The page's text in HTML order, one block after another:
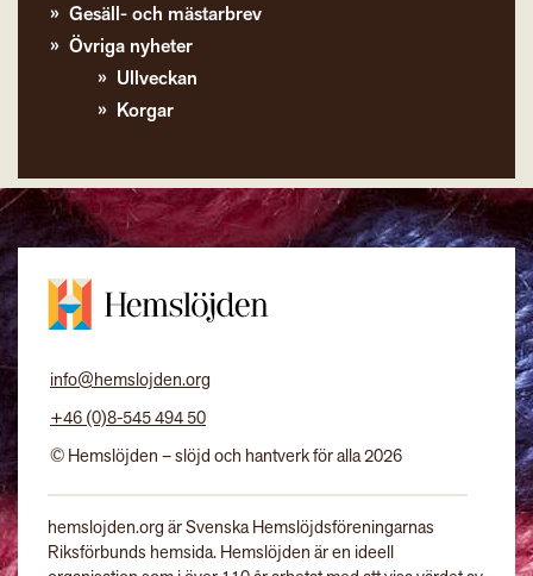
Gesäll- och mästarbrev
Övriga nyheter
Ullveckan
Korgar
info@hemslojden.org
+46 (0)8-545 494 50
© Hemslöjden – slöjd och hantverk för alla 2026
hemslojden.org är Svenska Hemslöjdsföreningarnas
Riksförbunds hemsida. Hemslöjden är en ideell